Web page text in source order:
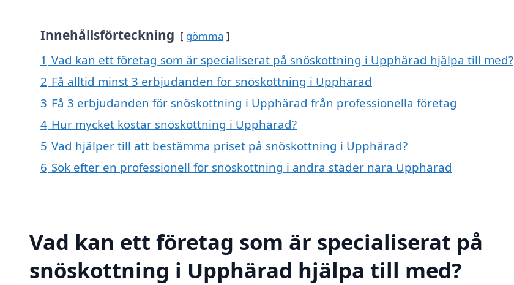
Innehållsförteckning gömma
1 Vad kan ett företag som är specialiserat på snöskottning i Upphärad hjälpa till med?
2 Få alltid minst 3 erbjudanden för snöskottning i Upphärad
3 Få 3 erbjudanden för snöskottning i Upphärad från professionella företag
4 Hur mycket kostar snöskottning i Upphärad?
5 Vad hjälper till att bestämma priset på snöskottning i Upphärad?
6 Sök efter en professionell för snöskottning i andra städer nära Upphärad
Vad kan ett företag som är specialiserat på
snöskottning i Upphärad hjälpa till med?